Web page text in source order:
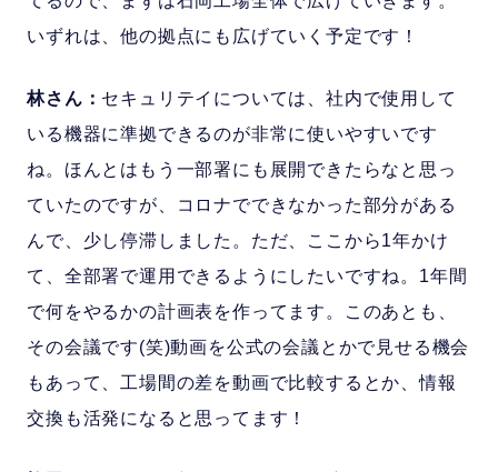
いずれは、他の拠点にも広げていく予定です！
林さん： セキュリテイについては、社内で使用して
いる機器に準拠できるのが非常に使いやすいです
ね。ほんとはもう一部署にも展開できたらなと思っ
ていたのですが、コロナでできなかった部分がある
んで、少し停滞しました。ただ、ここから1年かけ
て、全部署で運用できるようにしたいですね。1年間
で何をやるかの計画表を作ってます。このあとも、
その会議です(笑)動画を公式の会議とかで見せる機会
もあって、工場間の差を動画で比較するとか、情報
交換も活発になると思ってます！